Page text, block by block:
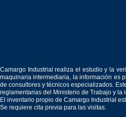
Camargo Industrial realiza el estudio y la
maquinaria intermediaria, la información es
de consultores y técnicos especializados.
reglamentarias del Ministerio de Trabajo y
El inventario propio de Camargo Industrial
Se requiere cita previa para las visitas.